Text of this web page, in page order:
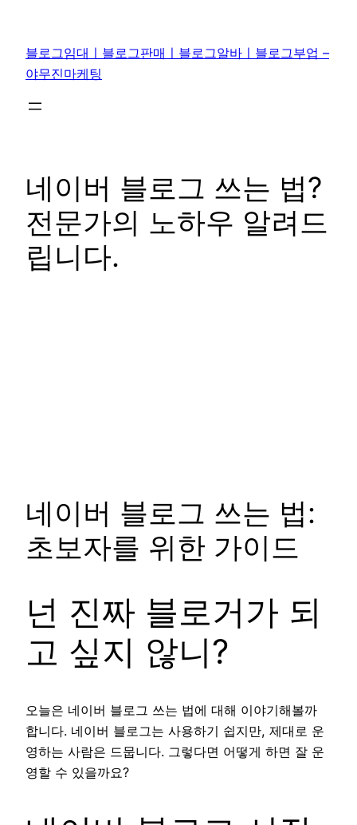
블로그임대ㅣ블로그판매ㅣ블로그알바ㅣ블로그부업 –
야무진마케팅
네이버 블로그 쓰는 법?
전문가의 노하우 알려드
립니다.
네이버 블로그 쓰는 법:
초보자를 위한 가이드
넌 진짜 블로거가 되
고 싶지 않니?
오늘은 네이버 블로그 쓰는 법에 대해 이야기해볼까
합니다. 네이버 블로그는 사용하기 쉽지만, 제대로 운
영하는 사람은 드뭅니다. 그렇다면 어떻게 하면 잘 운
영할 수 있을까요?